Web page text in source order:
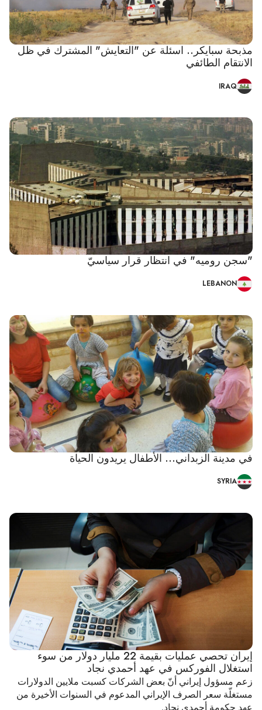
مذبحة سبايكر.. اسئلة عن "التعايش" المشترك في ظل
الانتقام الطائفي
IRAQ
"سجن روميه" في انتظار قرار سياسيّ
LEBANON
في مدينة الزبداني... الأطفال يريدون الحياة
SYRIA
إيران تحصي عمليات بقيمة 22 مليار دولار من سوء
استغلال الفوركس في عهد أحمدي نجاد
زعم مسؤول إيراني أنّ بعض الشركات كسبت ملايين الدولارات
مستغلّة سعر الصرف الإيراني المدعوم في السنوات الأخيرة من
عهد حكومة أحمدي نجاد.